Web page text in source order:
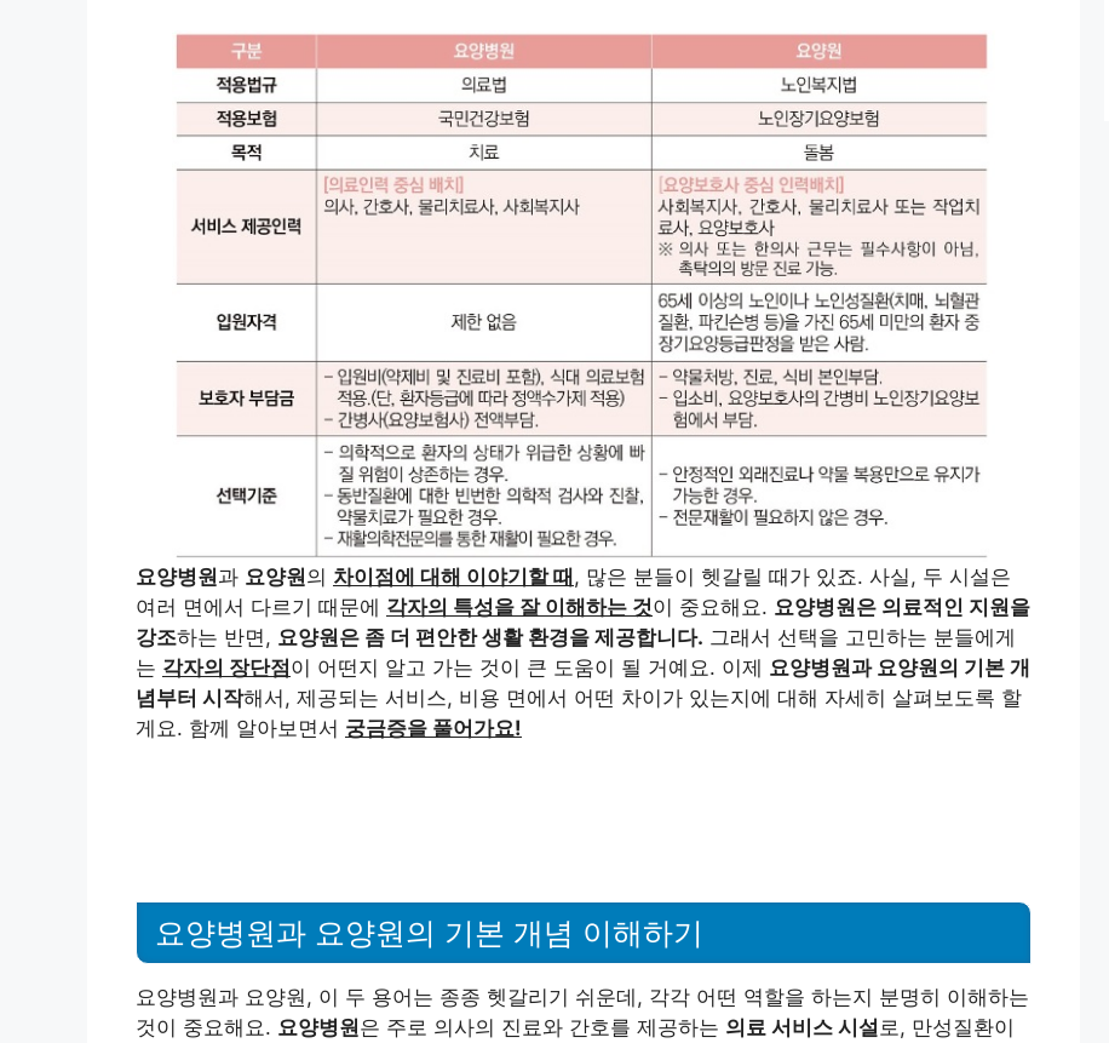
요양병원과 요양원의 차이점에 대해 이야기할 때, 많은 분들이 헷갈릴 때가 있죠. 사실, 두 시설은
여러 면에서 다르기 때문에 각자의 특성을 잘 이해하는 것이 중요해요. 요양병원은 의료적인 지원을
강조하는 반면, 요양원은 좀 더 편안한 생활 환경을 제공합니다. 그래서 선택을 고민하는 분들에게
는 각자의 장단점이 어떤지 알고 가는 것이 큰 도움이 될 거예요. 이제 요양병원과 요양원의 기본 개
념부터 시작해서, 제공되는 서비스, 비용 면에서 어떤 차이가 있는지에 대해 자세히 살펴보도록 할
게요. 함께 알아보면서 궁금증을 풀어가요!
요양병원과 요양원의 기본 개념 이해하기
요양병원과 요양원, 이 두 용어는 종종 헷갈리기 쉬운데, 각각 어떤 역할을 하는지 분명히 이해하는
것이 중요해요. 요양병원은 주로 의사의 진료와 간호를 제공하는 의료 서비스 시설 로, 만성질환이